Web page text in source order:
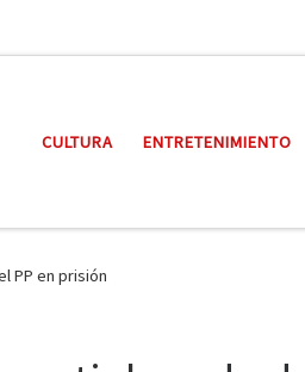
CULTURA ENTRETENIMIENTO
PP en prisión